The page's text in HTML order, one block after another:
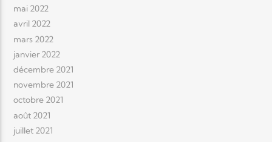
mai 2022
avril 2022
mars 2022
janvier 2022
décembre 2021
novembre 2021
octobre 2021
août 2021
juillet 2021